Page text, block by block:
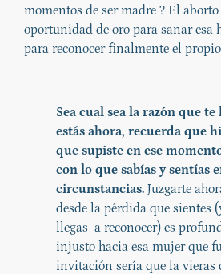
momentos de ser madre ? El
oportunidad de oro para sanar esa
para reconocer finalmente el
Sea cual sea la razón que
estás ahora, recuerda que
que supiste en ese
con lo que sabías y sentías
circunstancias. Juzgarte
desde la pérdida que sientes
llegas a reconocer) es
injusto hacia esa mujer que
invitación sería que la vieras